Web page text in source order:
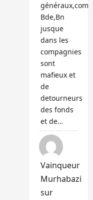
généraux,com
Bde,Bn
jusque
dans les
compagnies
sont
mafieux et
de
detourneurs
des fonds
et de…
Vainqueur
Murhabazi
sur